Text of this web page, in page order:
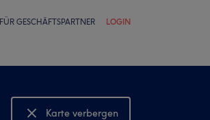
FÜR GESCHÄFTSPARTNER LOGIN
Karte verbergen